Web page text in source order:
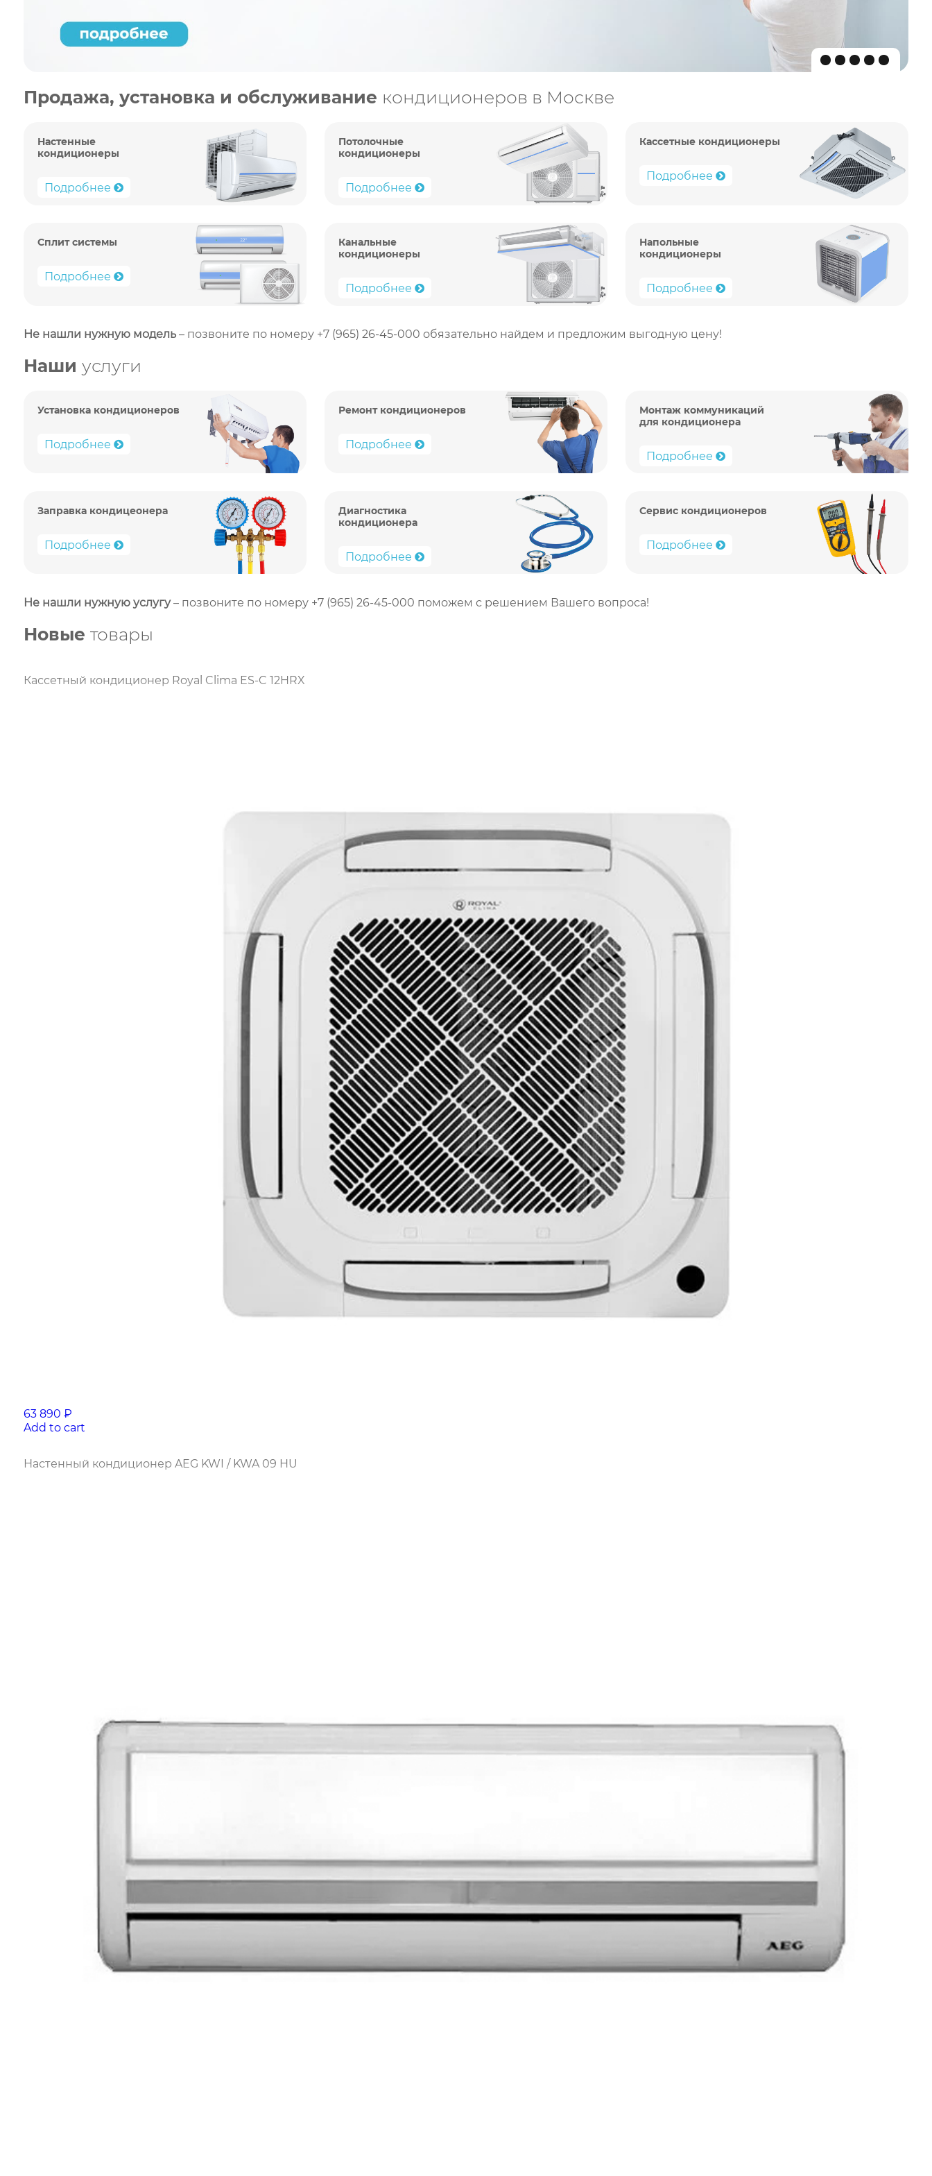
Продажа, установка и обслуживание кондиционеров в Москве
Настенные
кондиционеры
Подробнее
Потолочные
кондиционеры
Подробнее
Кассетные кондиционеры
Подробнее
Сплит системы
Подробнее
Канальные
кондиционеры
Подробнее
Напольные
кондиционеры
Подробнее
Не нашли нужную модель– позвоните по номеру +7 (965) 26-45-000 обязательно найдем и предложим выгодную цену!
Наши услуги
Установка кондиционеров
Подробнее
Ремонт кондиционеров
Подробнее
Монтаж коммуникаций
для кондиционера
Подробнее
Заправка кондицеонера
Подробнее
Диагностика
кондиционера
Подробнее
Сервис кондиционеров
Подробнее
Не нашли нужную услугу– позвоните по номеру +7 (965) 26-45-000 поможем с решением Вашего вопроса!
Новые товары
Кассетный кондиционер Royal Clima ES-C 12HRX
63 890 ₽
Add to cart
Настенный кондиционер AEG KWI / KWA 09 HU